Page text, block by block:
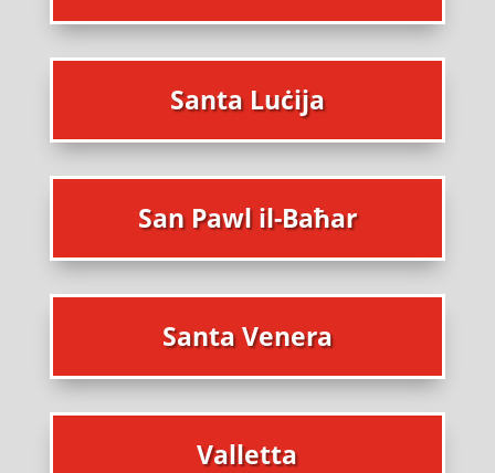
Santa Luċija
San Pawl il-Baħar
Santa Venera
Valletta